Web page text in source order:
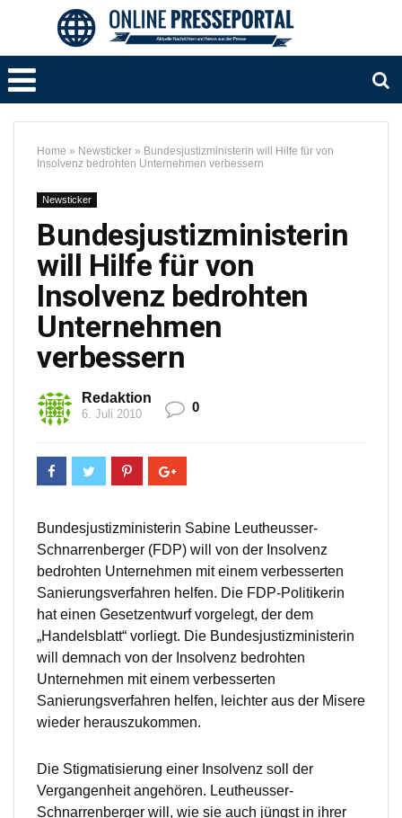
Home » Newsticker » Bundesjustizministerin will Hilfe für von
Insolvenz bedrohten Unternehmen verbessern
Newsticker
Bundesjustizministerin
will Hilfe für von
Insolvenz bedrohten
Unternehmen
verbessern
Redaktion
6. Juli 2010 0
Bundesjustizministerin Sabine Leutheusser-
Schnarrenberger (FDP) will von der Insolvenz
bedrohten Unternehmen mit einem verbesserten
Sanierungsverfahren helfen. Die FDP-Politikerin
hat einen Gesetzentwurf vorgelegt, der dem
„Handelsblatt“ vorliegt. Die Bundesjustizministerin
will demnach von der Insolvenz bedrohten
Unternehmen mit einem verbesserten
Sanierungsverfahren helfen, leichter aus der Misere
wieder herauszukommen.
Die Stigmatisierung einer Insolvenz soll der
Vergangenheit angehören. Leutheusser-
Schnarrenberger will, wie sie auch jüngst in ihrer